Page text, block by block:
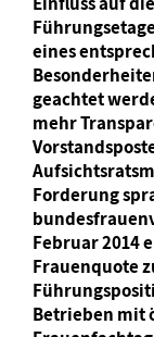
eines
geachtet
mehr
Forderung
Februar 2014
Frauenquote
Betrieben mit